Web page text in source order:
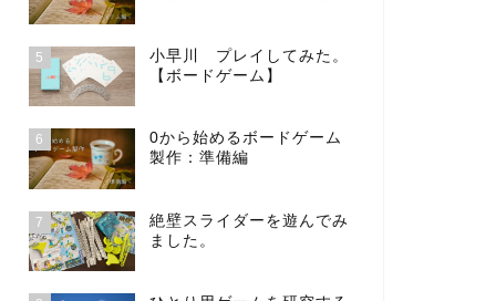
5
小早川 プレイしてみた。
【ボードゲーム】
6
0から始めるボードゲーム
製作：準備編
7
絶壁スライダーを遊んでみ
ました。